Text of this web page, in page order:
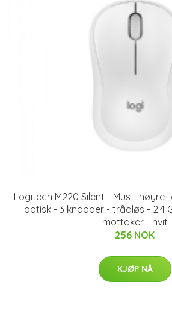
Logitech M220 Silent - Mus -
optisk - 3 knapper - trådløs - 2.4
mottaker - hvit
256 NOK
KJØP NÅ